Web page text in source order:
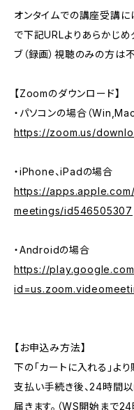
オンタイムでの講座受講に
で下記URLよりあらかじめ
ブ（録画）視聴のみの方は不
【Zoomのダウンロード】
・パソコンの場合（Win,Mac
https://zoom.us/
・iPhone、iPadの場合
https://
meetings/id546505307
・Androidの場合
https://
【お申込み方法】
下の「カートに入れる」よ
支払い手続き後、24時間
届きます。（WS開始まで